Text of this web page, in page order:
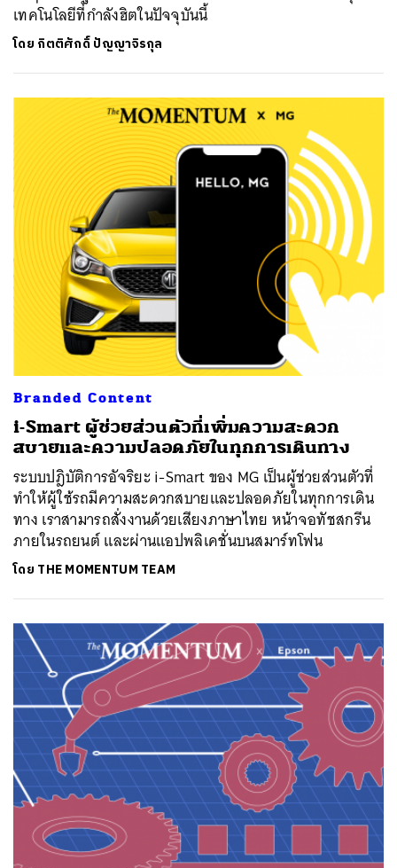
เทคโนโลยีที่กำลังฮิตในปัจจุบันนี้
โดย กิตติศักดิ์ ปัญญาจิรกุล
Branded Content
i-Smart ผู้ช่วยส่วนตัวที่เพิ่มความสะดวก
สบายและความปลอดภัยในทุกการเดินทาง
ระบบปฎิบัติการอัจริยะ i-Smart ของ MG เป็นผู้ช่วยส่วนตัวที่
ทำให้ผู้ใช้รถมีความสะดวกสบายและปลอดภัยในทุกการเดิน
ทาง เราสามารถสั่งงานด้วยเสียงภาษาไทย หน้าจอทัชสกรีน
ภายในรถยนต์ และผ่านแอปพลิเคชั่นบนสมาร์ทโฟน
โดย THE MOMENTUM TEAM